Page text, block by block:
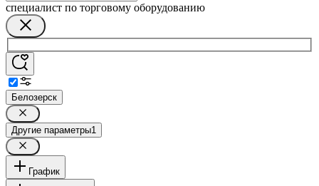
специалист по торговому оборудованию
Белозерск
Другие параметры1
График